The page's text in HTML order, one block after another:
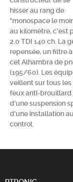
hisser au rang de
"monospace le
au kilomètre, c'est
2.0 TDI 140 ch. La
repensée, un filtre
cet Alhambra de
(195/60). Les
veillent sur tous les
feux anti-brouillard
d'une suspension
d'une installation
control.